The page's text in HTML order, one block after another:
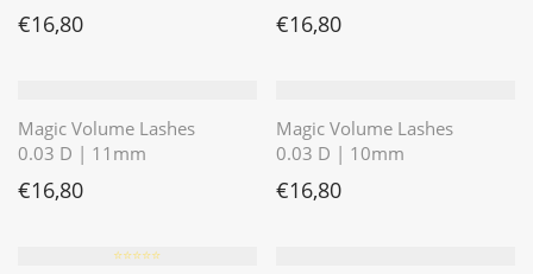
€16,80 €16,80
Magic Volume Lashes
0.03 D | 11mm
€16,80
Magic Volume Lashes
0.03 D | 10mm
€16,80
⭐️⭐️⭐️⭐️⭐️